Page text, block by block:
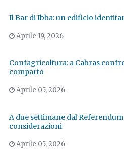
Il Bar di Ibba: un edificio
Aprile 19, 2026
Confagricoltura: a Cabras
comparto
Aprile 05, 2026
A due settimane dal
considerazioni
Aprile 05, 2026